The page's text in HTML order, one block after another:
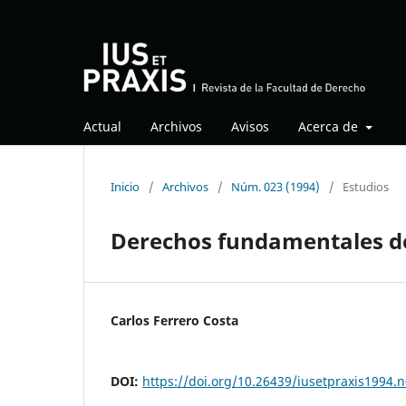
Actual Archivos Avisos Acerca de
Inicio / Archivos / Núm. 023 (1994) / Estudios
Derechos fundamentales
Carlos Ferrero Costa
DOI: https://doi.org/10.26439/